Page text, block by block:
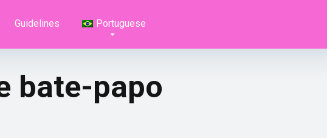
Guidelines Portuguese
bate-papo